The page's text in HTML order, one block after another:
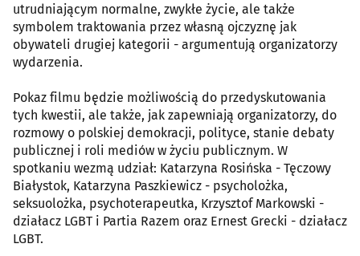
utrudniającym normalne, zwykłe życie, ale także
symbolem traktowania przez własną ojczyznę jak
obywateli drugiej kategorii - argumentują organizatorzy
wydarzenia.
Pokaz filmu będzie możliwością do przedyskutowania
tych kwestii, ale także, jak zapewniają organizatorzy, do
rozmowy o polskiej demokracji, polityce, stanie debaty
publicznej i roli mediów w życiu publicznym. W
spotkaniu wezmą udział: Katarzyna Rosińska - Tęczowy
Białystok, Katarzyna Paszkiewicz - psycholożka,
seksuolożka, psychoterapeutka, Krzysztof Markowski -
działacz LGBT i Partia Razem oraz Ernest Grecki - działacz
LGBT.